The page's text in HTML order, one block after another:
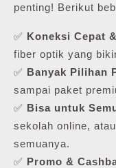
penting! Berikut
✅ Koneksi Cepat
fiber optik yang
✅ Banyak Pilihan
sampai paket
✅ Bisa untuk
sekolah online,
semuanya.
✅ Promo &